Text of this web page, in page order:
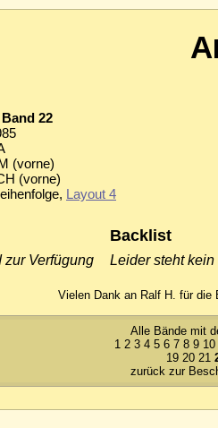
A
22
(vorne)
(vorne)
Layout 4
zur Verfügung
Backlist
Leider steht
Vielen Dank an Ralf H. für die
Alle Bände mit
1 2 3 4 5 6 7 8 9 10
19 20 21
zurück zur